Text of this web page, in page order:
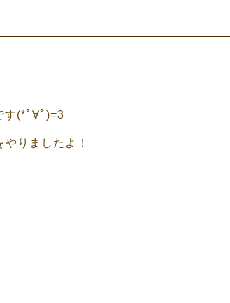
す(*ﾟ∀ﾟ)=3
りましたよ！